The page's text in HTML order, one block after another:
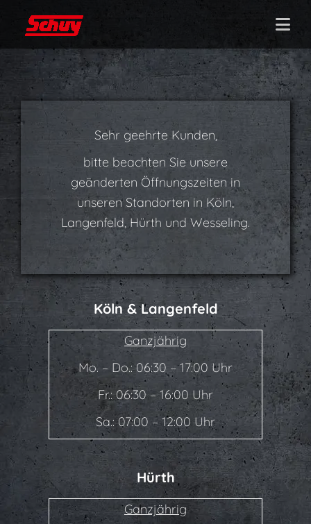
Sehr geehrte Kunden,
bitte beachten Sie unsere
geänderten Öffnungszeiten in
unseren Standorten in Köln,
Langenfeld, Hürth und Wesseling.
Köln & Langenfeld
Ganzjährig
Mo. – Do.: 06:30 – 17:00 Uhr
Fr.: 06:30 – 16:00 Uhr
Sa.: 07:00 – 12:00 Uhr
Hürth
Ganzjährig